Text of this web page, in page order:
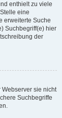
enthielt zu viele
eine
erweiterte Suche
Suchbegriff(e) hier
der
sie nicht
Suchbegriffe